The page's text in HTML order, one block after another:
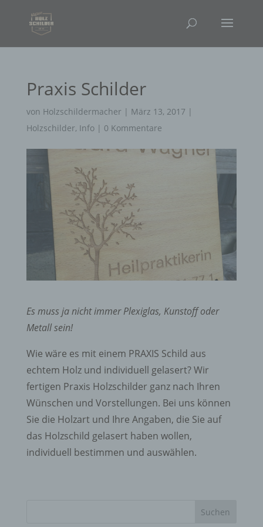
Praxis Schilder
von Holzschildermacher | März 13, 2017 |
Holzschilder, Info| 0 Kommentare
Es muss ja nicht immer Plexiglas, Kunstoff oder
Metall sein!
Wie wäre es mit einem PRAXIS Schild aus
echtem Holz und individuell gelasert? Wir
fertigen Praxis Holzschilder ganz nach Ihren
Wünschen und Vorstellungen. Bei uns können
Sie die Holzart und Ihre Angaben, die Sie auf
das Holzschild gelasert haben wollen,
individuell bestimmen und auswählen.